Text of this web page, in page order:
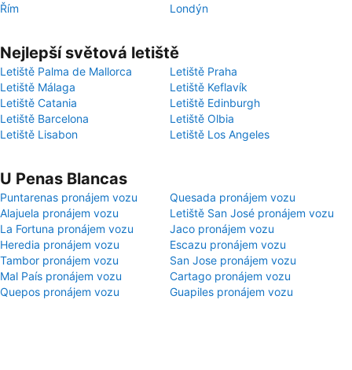
Řím
Londýn
Nejlepší světová letiště
Letiště Palma de Mallorca
Letiště Praha
Letiště Málaga
Letiště Keflavík
Letiště Catania
Letiště Edinburgh
Letiště Barcelona
Letiště Olbia
Letiště Lisabon
Letiště Los Angeles
U Penas Blancas
Puntarenas pronájem vozu
Quesada pronájem vozu
Alajuela pronájem vozu
Letiště San José pronájem vozu
La Fortuna pronájem vozu
Jaco pronájem vozu
Heredia pronájem vozu
Escazu pronájem vozu
Tambor pronájem vozu
San Jose pronájem vozu
Mal País pronájem vozu
Cartago pronájem vozu
Quepos pronájem vozu
Guapiles pronájem vozu